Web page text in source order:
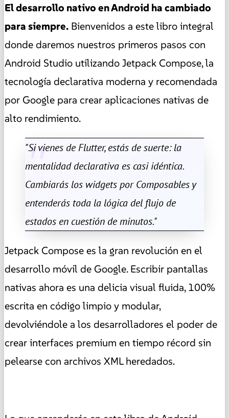
El desarrollo nativo en Android ha cambiado
para siempre. Bienvenidos a este libro integral
donde daremos nuestros primeros pasos con
Android Studio utilizando Jetpack Compose, la
tecnología declarativa moderna y recomendada
por Google para crear aplicaciones nativas de
alto rendimiento.
"Si vienes de Flutter, estás de suerte: la
mentalidad declarativa es casi idéntica.
Cambiarás los widgets por Composables y
entenderás toda la lógica del flujo de
estados en cuestión de minutos."
Jetpack Compose es la gran revolución en el
desarrollo móvil de Google. Escribir pantallas
nativas ahora es una delicia visual fluida, 100%
escrita en código limpio y modular,
devolviéndole a los desarrolladores el poder de
crear interfaces premium en tiempo récord sin
pelearse con archivos XML heredados.